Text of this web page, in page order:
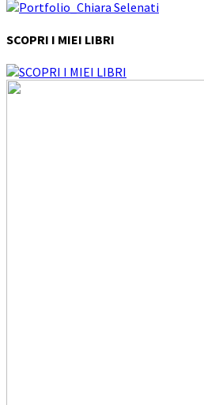
SCOPRI I MIEI LIBRI